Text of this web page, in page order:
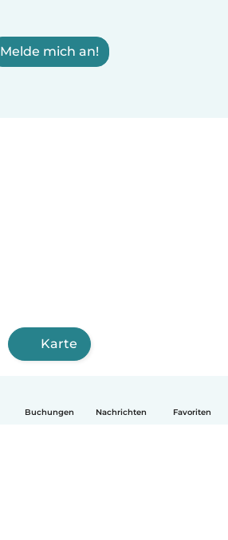
Buchungen Nachrichten Favoriten
Melde mich an!
Karte